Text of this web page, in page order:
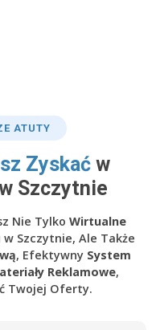
ATUTY
Zyskaćw
Szczytnie
Nie Tylko Wirtualne
Szczytnie, Ale Także
, Efektywny System
Reklamowe,
Twojej Oferty.